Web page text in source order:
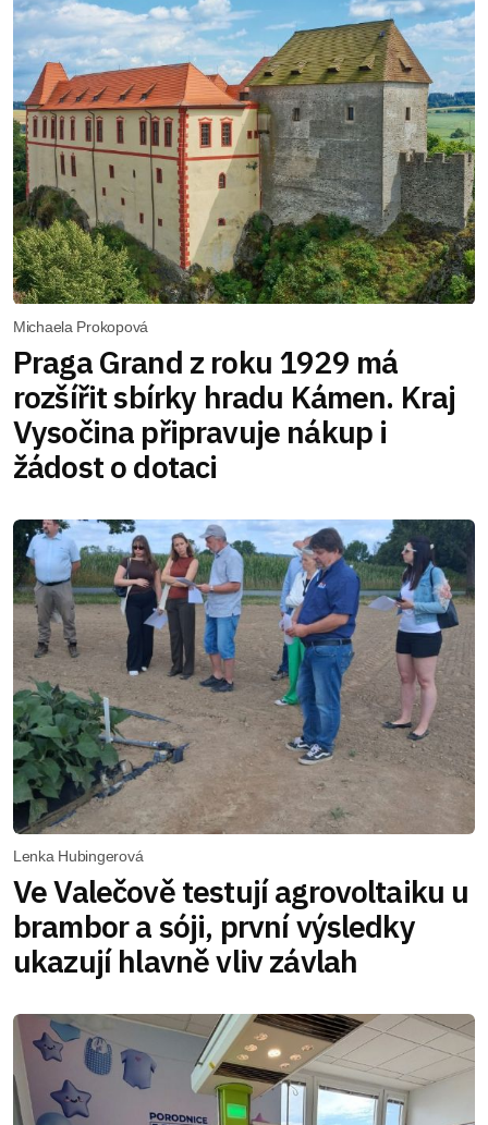
Michaela Prokopová
Praga Grand z roku 1929 má
rozšířit sbírky hradu Kámen. Kraj
Vysočina připravuje nákup i
žádost o dotaci
Lenka Hubingerová
Ve Valečově testují agrovoltaiku u
brambor a sóji, první výsledky
ukazují hlavně vliv závlah